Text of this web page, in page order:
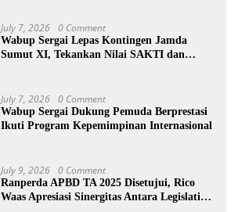
July 7, 2026 0 Comment
Wabup Sergai Lepas Kontingen Jamda
Sumut XI, Tekankan Nilai SAKTI dan
July 7, 2026 0 Comment
Wabup Sergai Dukung Pemuda Berprestasi
Ikuti Program Kepemimpinan Internasional
July 9, 2026 0 Comment
Ranperda APBD TA 2025 Disetujui, Rico
Waas Apresiasi Sinergitas Antara Legislatif